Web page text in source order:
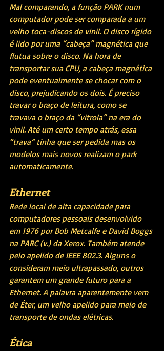
Mal comparando, a função PARK num
computador pode ser comparada a um
velho toca-discos de vinil. O disco rígido
é lido por uma “cabeça” magnética que
flutua sobre o disco. Na hora de
transportar sua CPU, a cabeça magnética
pode eventualmente se chocar com o
disco, prejudicando os dois. É preciso
travar o braço de leitura, como se
travava o braço da “vitrola” na era do
vinil. Até um certo tempo atrás, essa
“trava” tinha que ser pedida mas os
modelos mais novos realizam o park
automaticamente.
Ethernet
Rede local de alta capacidade para
computadores pessoais desenvolvido
em 1976 por Bob Metcalfe e David Boggs
na PARC (v.) da Xerox. Também atende
pelo apelido de IEEE 802.3. Alguns o
consideram meio ultrapassado, outros
garantem um grande futuro para a
Ethernet. A palavra aparentemente vem
de Éter, um velho apelido para meio de
transporte de ondas elétricas.
Ética